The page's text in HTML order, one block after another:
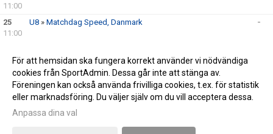
11:00
25
11:00
U8 » Matchdag Speed, Danmark -
Gå till Webbversion
För att hemsidan ska fungera korrekt använder vi nödvändiga
cookies från SportAdmin. Dessa går inte att stänga av.
Föreningen kan också använda frivilliga cookies, t.ex. för statistik
eller marknadsföring. Du väljer själv om du vill acceptera dessa.
Anpassa dina val